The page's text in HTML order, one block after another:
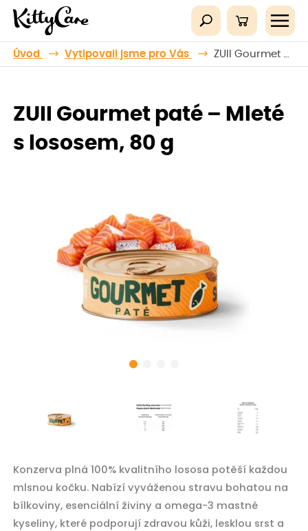
Úvod Vytipovali jsme pro Vás ZUII Gourmet paté – Mleté s lososem, 80 g
ZUII Gourmet paté – Mleté
s lososem, 80 g
Konzerva plná 100% kvalitního lososa potěší každou
mlsnou kočku. Nabízí vyváženou stravu bohatou na
bílkoviny, esenciální živiny a omega-3 mastné
kyseliny, které podporují zdravou kůži, lesklou srst a